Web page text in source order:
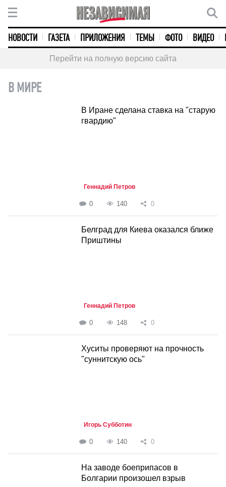
НОВОСТИ ГАЗЕТА ПРИЛОЖЕНИЯ ТЕМЫ ФОТО ВИДЕО
Перейти на полную версию сайта
В МИРЕ
В Иране сделана ставка на "старую
гвардию"
Геннадий Петров
0 140 0
Белград для Киева оказался ближе
Приштины
Геннадий Петров
0 148 0
Хуситы проверяют на прочность
"суннитскую ось"
Игорь Субботин
0 140 0
На заводе боеприпасов в
Болгарии произошел взрыв